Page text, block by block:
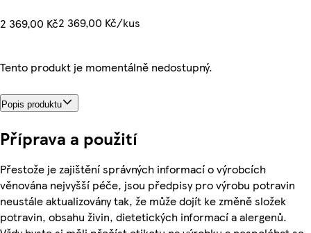
2 369,00 Kč2 369,00 Kč/kus
Tento produkt je momentálně nedostupný.
Popis produktu
Příprava a použití
Přestože je zajištění správných informací o výrobcích
věnována nejvyšší péče, jsou předpisy pro výrobu potravin
neustále aktualizovány tak, že může dojít ke změně složek
potravin, obsahu živin, dietetických informací a alergenů.